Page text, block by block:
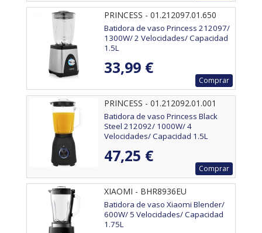
PRINCESS - 01.212097.01.650
Batidora de vaso Princess 212097/
1300W/ 2 Velocidades/ Capacidad
1.5L
33,99 €
Comprar
PRINCESS - 01.212092.01.001
Batidora de vaso Princess Black
Steel 212092/ 1000W/ 4
Velocidades/ Capacidad 1.5L
47,25 €
Comprar
XIAOMI - BHR8936EU
Batidora de vaso Xiaomi Blender/
600W/ 5 Velocidades/ Capacidad
1.75L